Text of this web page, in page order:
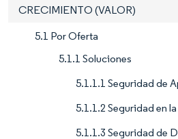
CRECIMIENTO (VALOR)
5.1 Por Oferta
5.1.1 Soluciones
5.1.1.1 Seguridad de
5.1.1.2 Seguridad en
5.1.1.3 Seguridad de